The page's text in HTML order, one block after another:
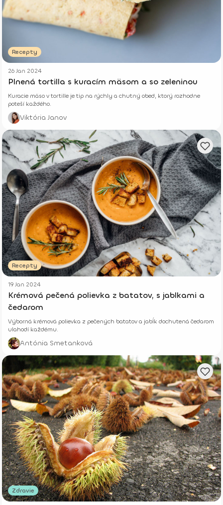
Recepty
26 Jan 2024
Plnená tortilla s kuracím mäsom a so zeleninou
Kuracie mäso v tortille je tip na rýchly a chutný obed, ktorý rozhodne
poteší každého.
Viktória Janov
Recepty
19 Jan 2024
Krémová pečená polievka z batatov, s jablkami a
čedarom
Výborná krémová polievka z pečených batatov a jabĺk dochutená čedarom
ulahodí každému.
Antónia Smetanková
Zdravie